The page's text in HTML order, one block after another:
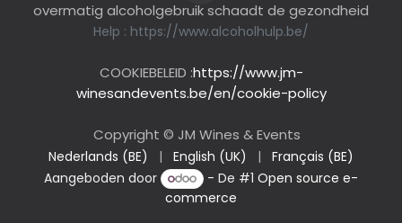
overmatig alcoholgebruik schaadt de gezondheid
Help : https://www.alcoholhulp.be/
COOKIEBELEID :https://www.jm-
winesandevents.be/en/cookie-policy
Copyright © JM Wines & Events
Nederlands (BE) | English (UK) |
Français (BE)
Aangeboden door
- De #1Open source e-
commerce